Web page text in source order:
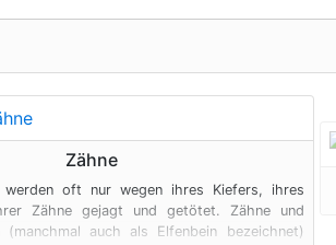
Zähne
werden oft nur wegen ihres Kiefers, ihres
Zähne gejagt und getötet. Zähne und
(manchmal auch als Elfenbein bezeichnet)